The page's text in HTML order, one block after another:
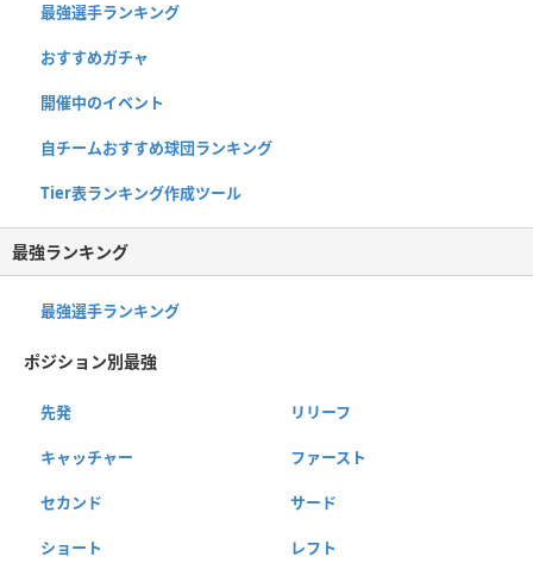
最強選手ランキング
おすすめガチャ
開催中のイベント
自チームおすすめ球団ランキング
Tier表ランキング作成ツール
最強ランキング
最強選手ランキング
ポジション別最強
先発 リリーフ
キャッチャー ファースト
セカンド サード
ショート レフト